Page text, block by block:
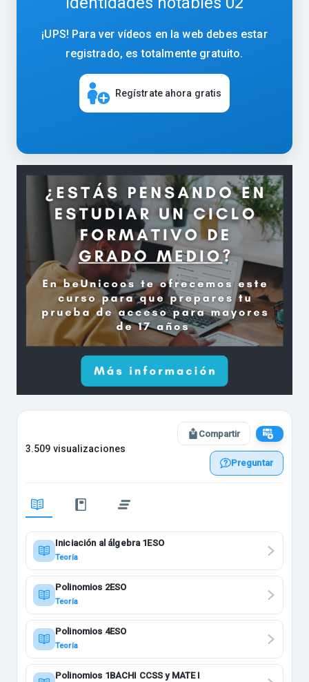
¡UPS! Para ver vídeos en la web debes estar
registrado, es totalmente gratuito.
Regístrate ahora gratis
3.509 visualizaciones
Compartir
Preguntar
Iniciación al álgebra 1ESO
Teoría
Polinomios 2ESO
Teoría
Polinomios 4ESO
Teoría
Polinomios 1BACHI CCSS y MATE I